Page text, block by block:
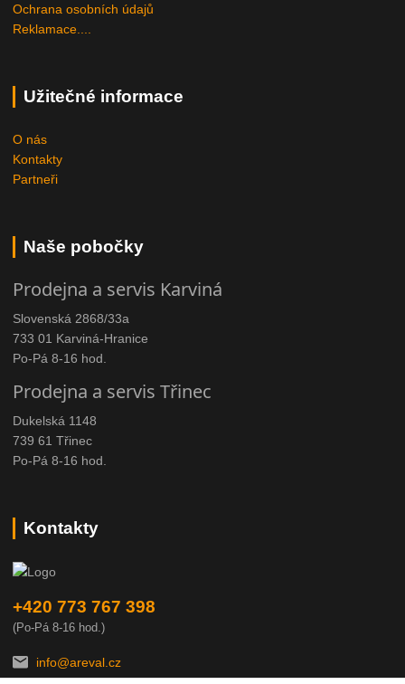
Ochrana osobních údajů
Reklamace....
Užitečné informace
O nás
Kontakty
Partneři
Naše pobočky
Prodejna a servis Karviná
Slovenská 2868/33a
733 01 Karviná-Hranice
Po-Pá 8-16 hod.
Prodejna a servis Třinec
Dukelská 1148
739 61 Třinec
Po-Pá 8-16 hod.
Kontakty
+420 773 767 398
(Po-Pá 8-16 hod.)
info@areval.cz